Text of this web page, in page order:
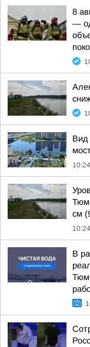
8
—
Вид
10:24
см
10:24
В